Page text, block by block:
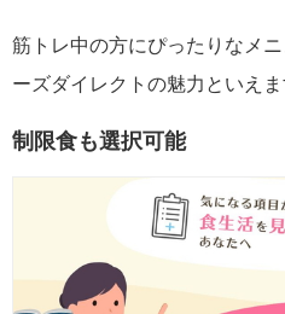
筋トレ中の方にぴったりなメ
ーズダイレクトの魅力といえま
制限食も選択可能